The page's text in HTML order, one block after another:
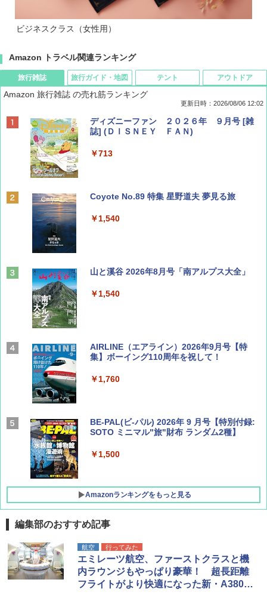
ビジネスクラス（女性用）
Amazon トラベル関連ランキング
旅行雑誌
Amazon 旅行雑誌 の売れ筋ランキング
更新日時：2026/08/06 12:02
ディズニーファン ２０２６年 ９月号 [雑
誌] (ＤＩＳＮＥＹ ＦＡＮ)
￥713
Coyote No.89 特集 星野道夫 夢見る旅
￥1,540
山と溪谷 2026年8月号「南アルプス大全」
￥1,540
AIRLINE（エアライン）2026年9月号【特
集】ボーイング110周年を祝して！
￥1,760
BE-PAL(ビ-パル) 2026年 9 月号【特別付録:
SOTO ミニマル"旅"財布 ランダム2種】
￥1,500
Amazonランキングをもっと見る
旅行ガイド・地図
D40 地球の歩き方 チェンマイ タイ北部の魅
力的な町 2026～2027 地球の歩き方D アジア
￥2,079
テント
[キャンパーズコレクション 山善] ポップアッ
プテント 傘みたいに広げて畳める パッとサ
ッとサンシェード キューブ フルクローズ メ
ッシュ 簡単設置 ワンタッチテント キャンプ
&ハイキング カーキ PATC-150(KH)
アウトドア
BUNDOK(バンドック)ソロ ドーム 1 EX BDK
-08EX カーキ ソロキャンプ ポリエステル フ
レーム テント
￥14,800
編集部のおすすめ記事
航空 行ってみた
エミレーツ航空、ファーストクラスと機
内ラウンジもやっぱり豪華！ 超長距離
フライトがより快適になった新・A380型